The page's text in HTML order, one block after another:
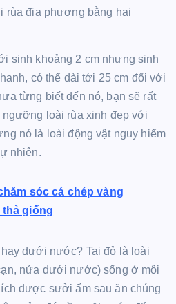
rùa địa phương bằng hai
sinh khoảng 2 cm nhưng sinh
có thể dài tới 25 cm đối với
từng biết đến nó, bạn sẽ rất
loài rùa xinh đẹp với
nó là loài động vật nguy hiểm
nhiên.
sóc cá chép vàng
giống
dưới nước? Tai đỏ là loài
nửa dưới nước) sống ở môi
được sưởi ấm sau ăn chúng